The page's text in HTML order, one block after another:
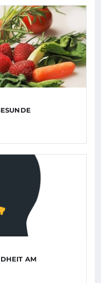
AM